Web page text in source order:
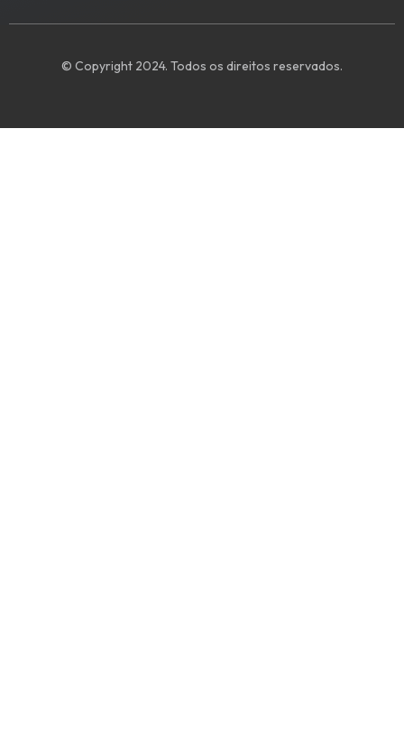
© Copyright 2024. Todos os direitos reservados.